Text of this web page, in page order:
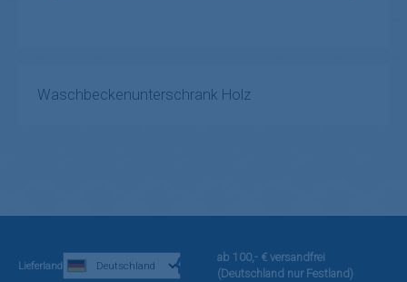
Waschbeckenunterschrank Holz
Lieferland
ab 100,- € versandfrei
(Deutschland nur Festland)